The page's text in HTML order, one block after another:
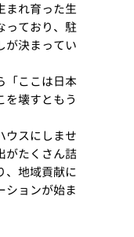
まれ育った生
っており、駐
が決まってい
「ここは日本
を壊すともう
ウスにしませ
がたくさん詰
、地域貢献に
ションが始ま